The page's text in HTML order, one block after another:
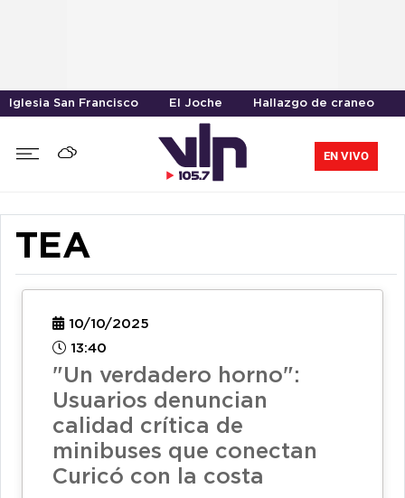
Iglesia San Francisco El Joche Hallazgo de craneo
EN VIVO
TEA
10/10/2025
13:40
"Un verdadero horno":
Usuarios denuncian
calidad crítica de
minibuses que conectan
Curicó con la costa